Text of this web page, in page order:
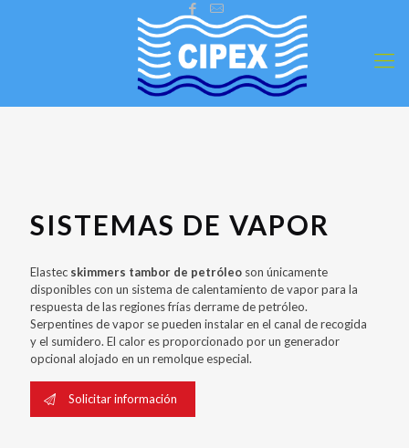
SISTEMAS DE VAPOR
Elastec skimmers tambor de petróleo son únicamente
disponibles con un sistema de calentamiento de vapor para la
respuesta de las regiones frías derrame de petróleo.
Serpentines de vapor se pueden instalar en el canal de recogida
y el sumidero. El calor es proporcionado por un generador
opcional alojado en un remolque especial.
Solicitar información